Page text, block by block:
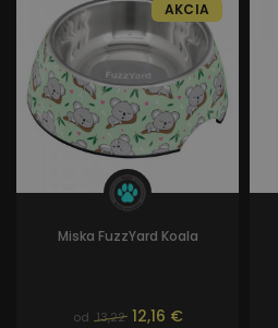
Miska FuzzYard Koala
od 13,22 12,16 €
AKCIA